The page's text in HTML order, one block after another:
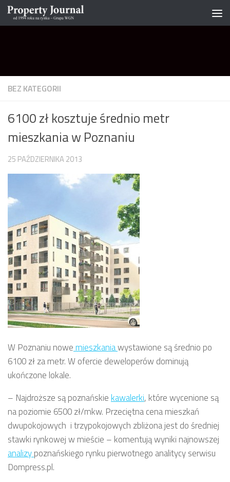
Skip to content
BEZ KATEGORII
6100 zł kosztuje średnio metr
mieszkania w Poznaniu
25 PAŹDZIERNIKA 2013
W Poznaniu nowemieszkaniawystawione są średnio po
6100 zł za metr. W ofercie deweloperów dominują
ukończone lokale.
– Najdroższe są poznańskiekawalerki, które wycenione są
na poziomie 6500 zł/mkw. Przeciętna cena mieszkań
dwupokojowych i trzypokojowych zbliżona jest do średniej
stawki rynkowej w mieście – komentują wyniki najnowszej
analizypoznańskiego rynku pierwotnego analitycy serwisu
Dompress.pl.